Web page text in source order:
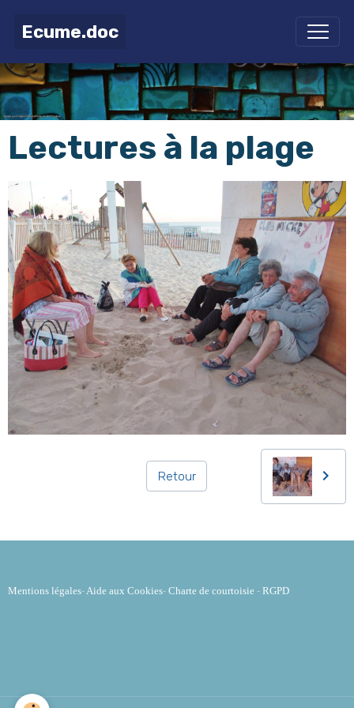
Ecume.doc
Lectures à la plage
Retour
Mentions légales- Aide aux Cookies- Charte de courtoisie - RGPD